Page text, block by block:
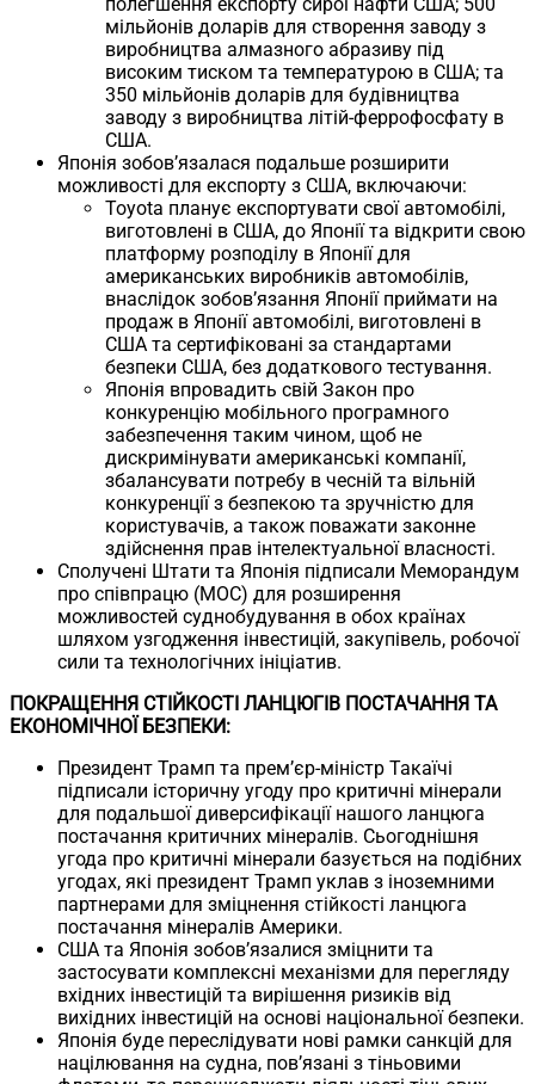
мільйонів доларів для створення заводу з
виробництва алмазного абразиву під
високим тиском та температурою в США; та
350 мільйонів доларів для будівництва
заводу з виробництва літій-феррофосфату в
США.
Японія зобов’язалася подальше розширити
можливості для експорту з США, включаючи:
Toyota планує експортувати свої автомобілі,
виготовлені в США, до Японії та відкрити свою
платформу розподілу в Японії для
американських виробників автомобілів,
внаслідок зобов’язання Японії приймати на
продаж в Японії автомобілі, виготовлені в
США та сертифіковані за стандартами
безпеки США, без додаткового тестування.
Японія впровадить свій Закон про
конкуренцію мобільного програмного
забезпечення таким чином, щоб не
дискримінувати американські компанії,
збалансувати потребу в чесній та вільній
конкуренції з безпекою та зручністю для
користувачів, а також поважати законне
здійснення прав інтелектуальної власності.
Сполучені Штати та Японія підписали Меморандум
про співпрацю (MOC) для розширення
можливостей суднобудування в обох країнах
шляхом узгодження інвестицій, закупівель, робочої
сили та технологічних ініціатив.
ПОКРАЩЕННЯ СТІЙКОСТІ ЛАНЦЮГІВ ПОСТАЧАННЯ ТА
ЕКОНОМІЧНОЇ БЕЗПЕКИ:
Президент Трамп та прем’єр-міністр Такаїчі
підписали історичну угоду про критичні мінерали
для подальшої диверсифікації нашого ланцюга
постачання критичних мінералів. Сьогоднішня
угода про критичні мінерали базується на подібних
угодах, які президент Трамп уклав з іноземними
партнерами для зміцнення стійкості ланцюга
постачання мінералів Америки.
США та Японія зобов’язалися зміцнити та
застосувати комплексні механізми для перегляду
вхідних інвестицій та вирішення ризиків від
вихідних інвестицій на основі національної безпеки.
Японія буде переслідувати нові рамки санкцій для
націлювання на судна, пов’язані з тіньовими